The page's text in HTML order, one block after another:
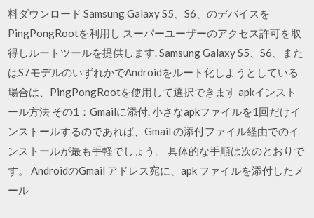
料ダウンロード Samsung Galaxy S5、S6、のデバイスを
PingPongRootを利用し スーパーユーザーのアクセス許可を取
得しルートツールを提供します. Samsung Galaxy S5、S6、また
はS7モデルのいずれかでAndroidをルート化しようとしている
場合は、PingPongRootを使用して選択できます apkインスト
ール方法 その1：Gmailに添付. 小さなapkファイルを1回だけイ
ンストールするのであれば、Gmail の添付ファイル経由でのイ
ンストールが最も手軽でしょう。 具体的な手順は次のとおりで
す。 AndroidのGmail アドレス宛に、apk ファイルを添付したメ
ール